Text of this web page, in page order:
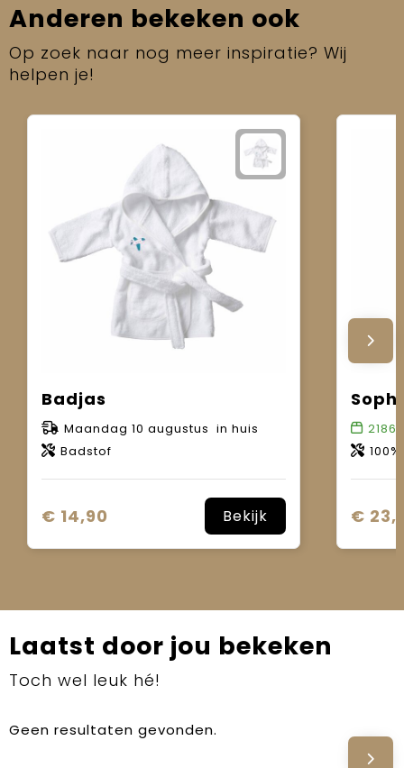
Anderen bekeken ook
Op zoek naar nog meer inspiratie? Wij
helpen je!
Badjas
Maandag 10 augustus in huis
Badstof
€ 14,90 Bekijk
2186
€
Laatst door jou bekeken
Toch wel leuk hé!
Geen resultaten gevonden.